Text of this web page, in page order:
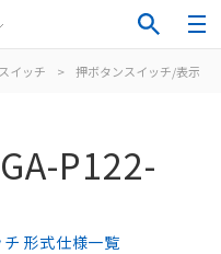
スイッチ > 押ボタンスイッチ/表示灯
P122-
形式仕様一覧